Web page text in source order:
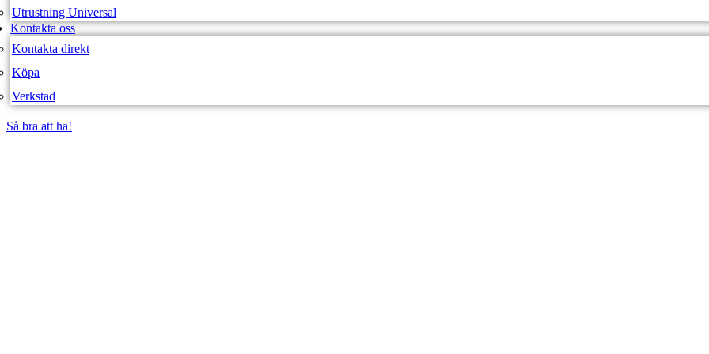
Utrustning Universal
Kontakta oss
Kontakta direkt
Köpa
Verkstad
Så bra att ha!